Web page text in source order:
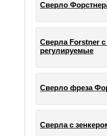
Сверло
Сверла Forstner с
регулируемые
Сверло фреза
Сверла с